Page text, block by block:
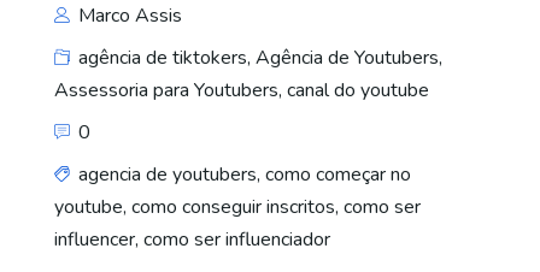
Marco Assis
agência de tiktokers, Agência de Youtubers,
Assessoria para Youtubers, canal do youtube
0
agencia de youtubers, como começar no
youtube, como conseguir inscritos, como ser
influencer, como ser influenciador